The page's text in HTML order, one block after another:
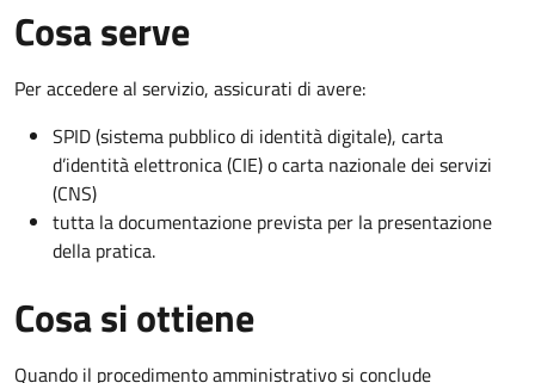
Cosa serve
Per accedere al servizio, assicurati di avere:
SPID (sistema pubblico di identità digitale), carta
d’identità elettronica (CIE) o carta nazionale dei servizi
(CNS)
tutta la documentazione prevista per la presentazione
della pratica.
Cosa si ottiene
Quando il procedimento amministrativo si conclude